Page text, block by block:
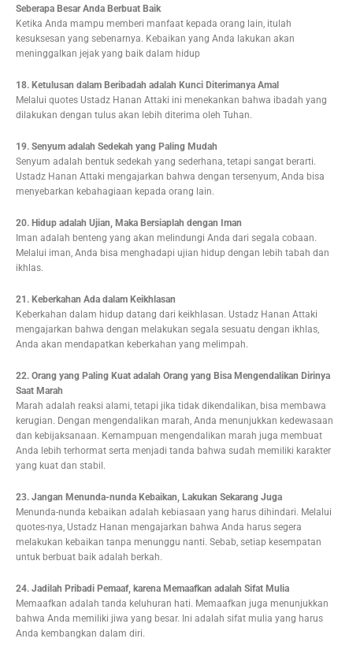
Seberapa Besar Anda Berbuat Baik
Ketika Anda mampu memberi manfaat kepada orang lain, itulah
kesuksesan yang sebenarnya. Kebaikan yang Anda lakukan akan
meninggalkan jejak yang baik dalam hidup
18. Ketulusan dalam Beribadah adalah Kunci Diterimanya Amal
Melalui quotes Ustadz Hanan Attaki ini menekankan bahwa ibadah yang
dilakukan dengan tulus akan lebih diterima oleh Tuhan.
19. Senyum adalah Sedekah yang Paling Mudah
Senyum adalah bentuk sedekah yang sederhana, tetapi sangat berarti.
Ustadz Hanan Attaki mengajarkan bahwa dengan tersenyum, Anda bisa
menyebarkan kebahagiaan kepada orang lain.
20. Hidup adalah Ujian, Maka Bersiaplah dengan Iman
Iman adalah benteng yang akan melindungi Anda dari segala cobaan.
Melalui iman, Anda bisa menghadapi ujian hidup dengan lebih tabah dan
ikhlas.
21. Keberkahan Ada dalam Keikhlasan
Keberkahan dalam hidup datang dari keikhlasan. Ustadz Hanan Attaki
mengajarkan bahwa dengan melakukan segala sesuatu dengan ikhlas,
Anda akan mendapatkan keberkahan yang melimpah.
22. Orang yang Paling Kuat adalah Orang yang Bisa Mengendalikan Dirinya
Saat Marah
Marah adalah reaksi alami, tetapi jika tidak dikendalikan, bisa membawa
kerugian. Dengan mengendalikan marah, Anda menunjukkan kedewasaan
dan kebijaksanaan. Kemampuan mengendalikan marah juga membuat
Anda lebih terhormat serta menjadi tanda bahwa sudah memiliki karakter
yang kuat dan stabil.
23. Jangan Menunda-nunda Kebaikan, Lakukan Sekarang Juga
Menunda-nunda kebaikan adalah kebiasaan yang harus dihindari. Melalui
quotes-nya, Ustadz Hanan mengajarkan bahwa Anda harus segera
melakukan kebaikan tanpa menunggu nanti. Sebab, setiap kesempatan
untuk berbuat baik adalah berkah.
24. Jadilah Pribadi Pemaaf, karena Memaafkan adalah Sifat Mulia
Memaafkan adalah tanda keluhuran hati. Memaafkan juga menunjukkan
bahwa Anda memiliki jiwa yang besar. Ini adalah sifat mulia yang harus
Anda kembangkan dalam diri.